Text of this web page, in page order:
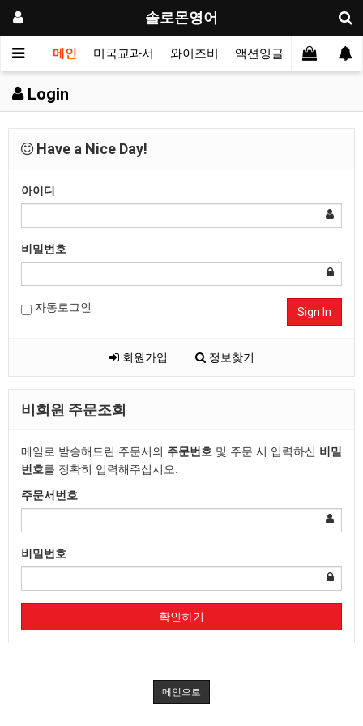
솔로몬영어
메인 미국교과서 와이즈비 액션잉글리시 싱어롱
Login
Have a Nice Day!
아이디
비밀번호
자동로그인 Sign In
회원가입 정보찾기
비회원 주문조회
메일로 발송해드린 주문서의 주문번호 및 주문 시 입력하신 비밀
번호를 정확히 입력해주십시오.
주문서번호
비밀번호
확인하기
메인으로